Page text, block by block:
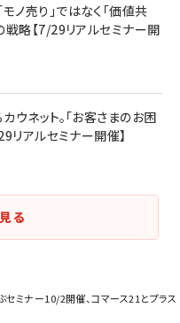
ミナー10/2開催、コマース21とプラス
ノ売り」ではなく「価値共
略【7/29リアルセミナー開
ネット。「お客さまのお困
リアルセミナー開催】
る